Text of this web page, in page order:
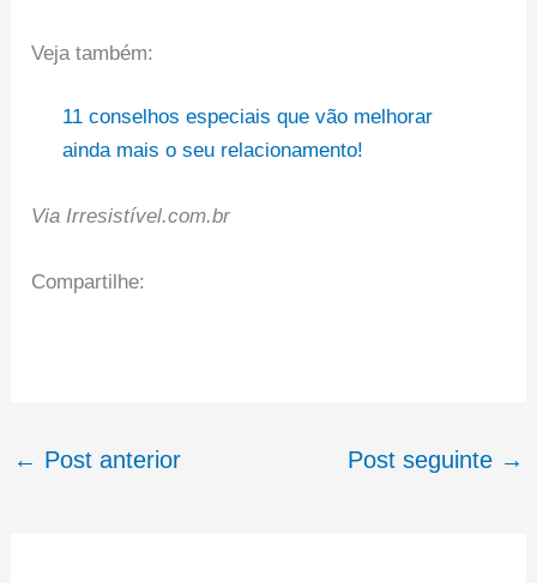
Veja também:
11 conselhos especiais que vão melhorar
ainda mais o seu relacionamento!
Via Irresistível.com.br
Compartilhe:
← Post anterior Post seguinte →